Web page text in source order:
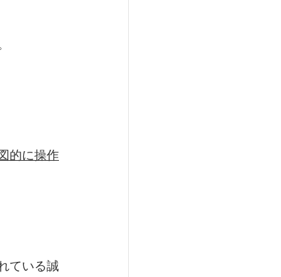
的に操作
ている誠